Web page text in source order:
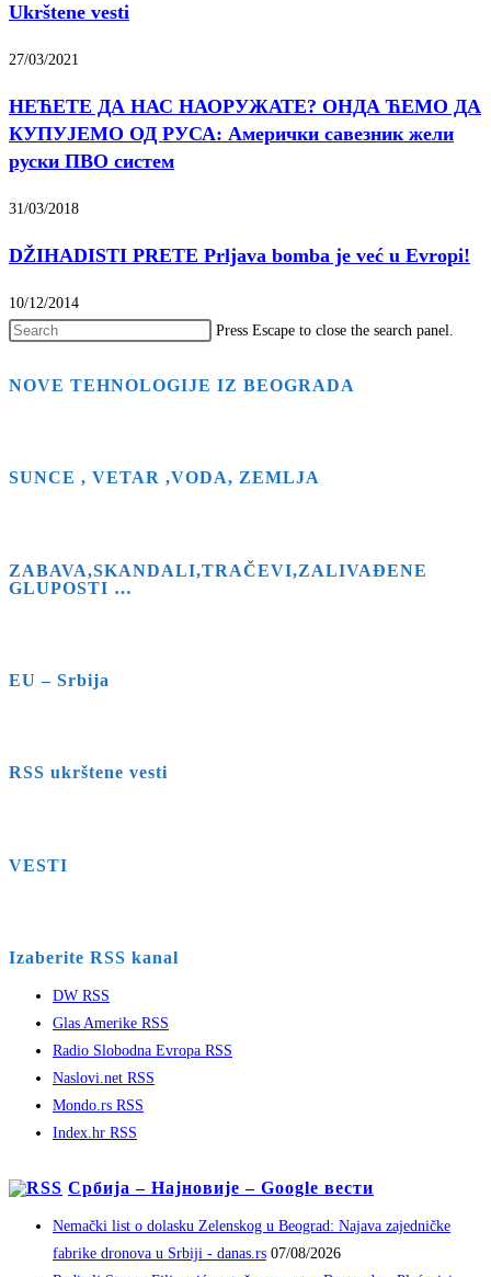
Ukrštene vesti
27/03/2021
НЕЋЕТЕ ДА НАС НАОРУЖАТЕ? ОНДА ЋЕМО ДА
КУПУЈЕМО ОД РУСА: Амерички савезник жели
руски ПВО систем
31/03/2018
DŽIHADISTI PRETE Prljava bomba je već u Evropi!
10/12/2014
Press Escape to close the search panel.
NOVE TEHNOLOGIJE IZ BEOGRADA
SUNCE , VETAR ,VODA, ZEMLJA
ZABAVA,SKANDALI,TRAČEVI,ZALIVAĐENE
GLUPOSTI …
EU – Srbija
RSS ukrštene vesti
VESTI
Izaberite RSS kanal
DW RSS
Glas Amerike RSS
Radio Slobodna Evropa RSS
Naslovi.net RSS
Mondo.rs RSS
Index.hr RSS
Србија – Најновије – Google вести
Nemački list o dolasku Zelenskog u Beograd: Najava zajedničke
fabrike dronova u Srbiji - danas.rs 07/08/2026